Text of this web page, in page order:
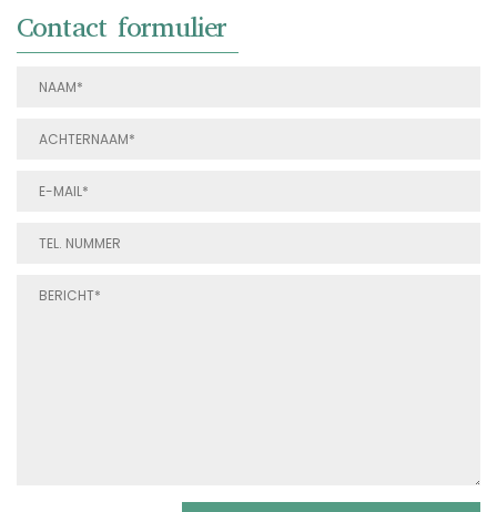
Contact formulier